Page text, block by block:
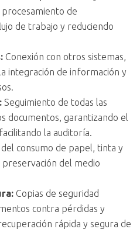
de
de trabajo y reduciendo
Conexión con otros sistemas,
integración de información y
Seguimiento de todas las
documentos, garantizando el
la auditoría.
del consumo de papel, tinta y
del medio
Copias de seguridad
contra pérdidas y
rápida y segura de